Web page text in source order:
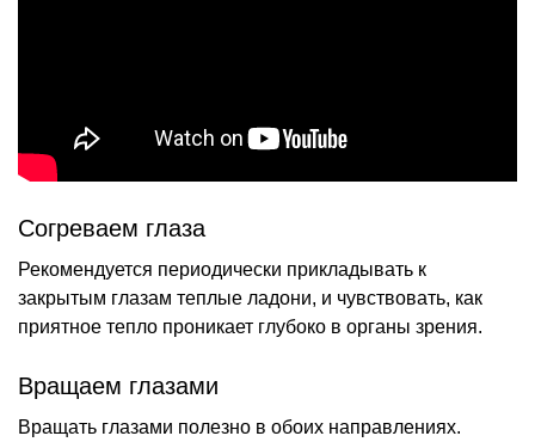
Согреваем глаза
Рекомендуется периодически прикладывать к
закрытым глазам теплые ладони, и чувствовать, как
приятное тепло проникает глубоко в органы зрения.
Вращаем глазами
Вращать глазами полезно в обоих направлениях.